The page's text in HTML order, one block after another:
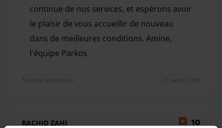
continue de nos services, et espérons avoir
le plaisir de vous accueillir de nouveau
dans de meilleures conditions. Amine,
l'équipe Parkos
Navette extérieure 21 juillet 2026
RACHID ZAHI 10